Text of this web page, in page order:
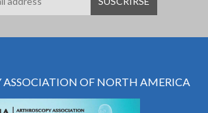
ASSOCIATION OF NORTH AMERICA